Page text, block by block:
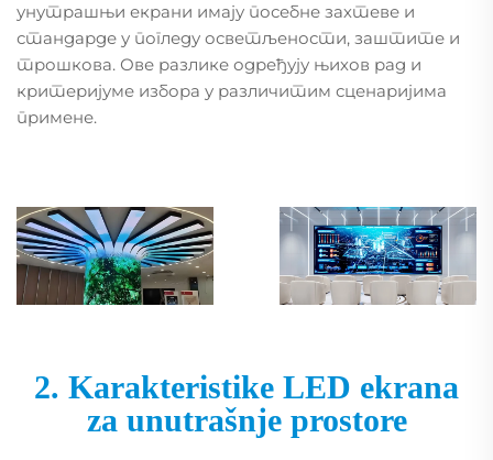
унутрашњи екрани имају посебне захтеве и
стандарде у погледу осветљености, заштите и
трошкова. Ове разлике одређују њихов рад и
критеријуме избора у различитим сценаријима
примене.
2. Karakteristike LED ekrana
za unutrašnje prostore